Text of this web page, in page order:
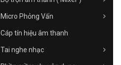
Micro Phỏng Vấn
Cáp tín hiệu âm thanh
Tai nghe nhạc